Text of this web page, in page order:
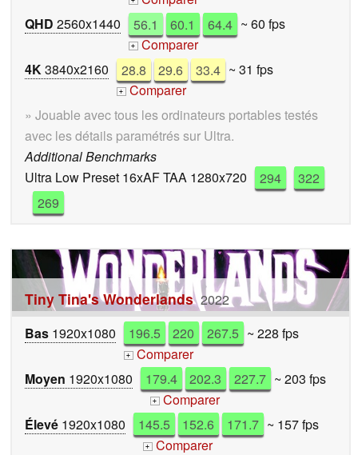
QHD 2560x1440 56.1 60.1 64.4 ~ 60 fps
+ Comparer
4K3840x2160 28.8 29.6 33.4 ~ 31 fps
+ Comparer
» Jouable avec tous les ordinateurs portables testés
avec les détails paramétrés sur Ultra.
Additional Benchmarks
Ultra Low Preset 16xAF TAA 1280x720
294
322
269
Tiny Tina's Wonderlands 2022
Bas 1920x1080 196.5 220 267.5 ~ 228 fps
+ Comparer
Moyen 1920x1080 179.4 202.3 227.7 ~ 203 fps
+ Comparer
Élevé 1920x1080 145.5 152.6 171.7 ~ 157 fps
+ Comparer